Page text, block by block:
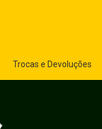
Trocas e Devoluções